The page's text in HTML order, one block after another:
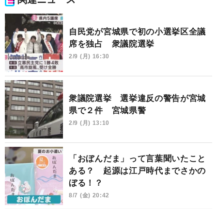
自民党が宮城県で初の小選挙区全議
席を独占 衆議院選挙
2/9 (月) 16:30
衆議院選挙 選挙違反の警告が宮城
県で２件 宮城県警
2/9 (月) 13:10
「おぼんだま」って言葉聞いたこと
ある？ 起源は江戸時代までさかの
ぼる！？
8/7 (金) 20:42